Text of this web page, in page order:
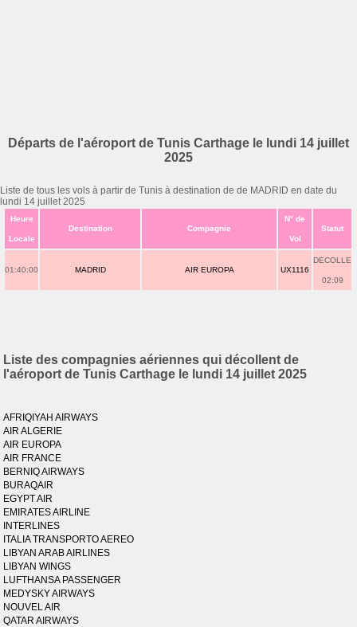
Départs de l'aéroport de Tunis Carthage le lundi 14 juillet
2025
Liste de tous les vols à partir de Tunis à destination de de MADRID en date du
lundi 14 juillet 2025
Heure
Locale
Destination Compagnie
N° de
Vol
Statut
01:40:00 MADRID AIR EUROPA UX1116
DECOLLE
02:09
Liste des compagnies aériennes qui décollent de
l'aéroport de Tunis Carthage le lundi 14 juillet 2025
AFRIQIYAH AIRWAYS
AIR ALGERIE
AIR EUROPA
AIR FRANCE
BERNIQ AIRWAYS
BURAQAIR
EGYPT AIR
EMIRATES AIRLINE
INTERLINES
ITALIA TRANSPORTO AEREO
LIBYAN ARAB AIRLINES
LIBYAN WINGS
LUFTHANSA PASSENGER
MEDYSKY AIRWAYS
NOUVEL AIR
QATAR AIRWAYS